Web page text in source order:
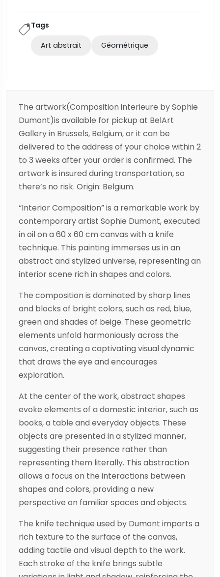
Tags
Art abstrait Géométrique
The artwork(Composition interieure by Sophie
Dumont)is available for pickup at BelArt
Gallery in Brussels, Belgium, or it can be
delivered to the address of your choice within 2
to 3 weeks after your order is confirmed. The
artwork is insured during transportation, so
there’s no risk. Origin: Belgium.
“Interior Composition” is a remarkable work by
contemporary artist Sophie Dumont, executed
in oil on a 60 x 60 cm canvas with a knife
technique. This painting immerses us in an
abstract and stylized universe, representing an
interior scene rich in shapes and colors.
The composition is dominated by sharp lines
and blocks of bright colors, such as red, blue,
green and shades of beige. These geometric
elements unfold harmoniously across the
canvas, creating a captivating visual dynamic
that draws the eye and encourages
exploration.
At the center of the work, abstract shapes
evoke elements of a domestic interior, such as
books, a table and everyday objects. These
objects are presented in a stylized manner,
suggesting their presence rather than
representing them literally. This abstraction
allows a focus on the interactions between
shapes and colors, providing a new
perspective on familiar spaces and objects.
The knife technique used by Dumont imparts a
rich texture to the surface of the canvas,
adding tactile and visual depth to the work.
Each stroke of the knife brings subtle